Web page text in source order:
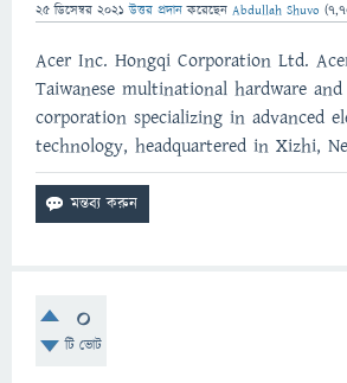
25 ডিসেম্বর 2021 উত্তর প্রদান করেছেন Abdullah Shuvo (
Acer Inc. Hongqi Corporation Ltd.
Taiwanese multinational hardware
corporation specializing in advanced
technology, headquartered in Xizhi,
0
টি ভোট